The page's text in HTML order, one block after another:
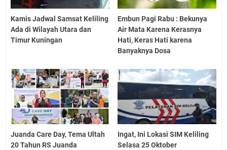
Kamis Jadwal Samsat Keliling
Ada di Wilayah Utara dan
Timur Kuningan
Embun Pagi Rabu : Bekunya
Air Mata Karena Kerasnya
Hati, Keras Hati karena
Banyaknya Dosa
Juanda Care Day, Tema Ultah
20 Tahun RS Juanda
Ingat, Ini Lokasi SIM Keliling
Selasa 25 Oktober